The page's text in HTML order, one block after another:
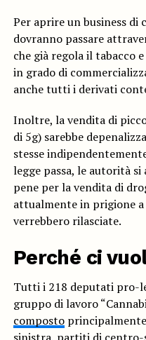
Per aprire un business
dovranno passare
che già regola il tabacco
in grado di
anche tutti i derivati
Inoltre, la vendita di
di 5g) sarebbe
stesse
legge passa, le autorità
pene per la vendita di
attualmente in prigione a
verrebbero rilasciate.
Perché ci
Tutti i 218 deputati pro-
gruppo di lavoro
composto